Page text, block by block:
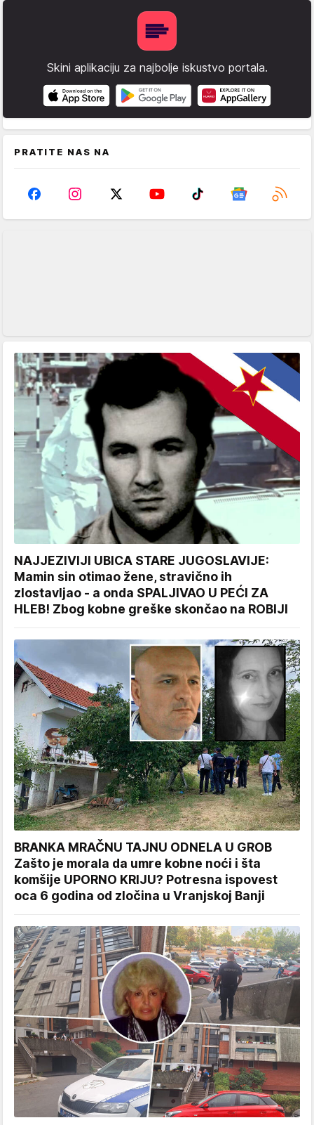
Skini aplikaciju za najbolje iskustvo portala.
PRATITE NAS NA
NAJJEZIVIJI UBICA STARE JUGOSLAVIJE:
Mamin sin otimao žene, stravično ih
zlostavljao - a onda SPALJIVAO U PEĆI ZA
HLEB! Zbog kobne greške skončao na ROBIJI
BRANKA MRAČNU TAJNU ODNELA U GROB
Zašto je morala da umre kobne noći i šta
komšije UPORNO KRIJU? Potresna ispovest
oca 6 godina od zločina u Vranjskoj Banji